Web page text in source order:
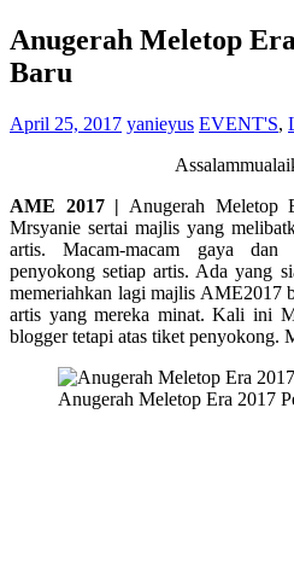
Anugerah Meletop
Baru
April 25, 2017 yanieyus EVENT'S,
AME 2017 | Anugerah Meletop
Mrsyanie sertai majlis yang
artis. Macam-macam gaya dan
penyokong setiap artis. Ada yang
memeriahkan lagi majlis AME2017
artis yang mereka minat. Kali ini
blogger tetapi atas tiket penyokong.
Anugerah Meletop Era 2017